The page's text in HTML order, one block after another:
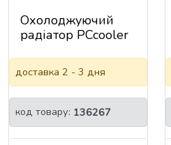
Охолоджуючий
радіатор PCcooler
14х12х5,5мм, 8
штук у блістері
доставка 2 - 3 дня
код товару: 136267